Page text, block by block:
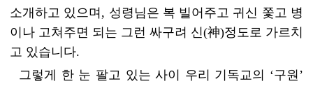
소개하고 있으며, 성령님은 복 빌어주고 귀신 쫓고 병
이나 고쳐주면 되는 그런 싸구려 신(神)정도로 가르치
고 있습니다.
그렇게 한 눈 팔고 있는 사이 우리 기독교의 ‘구원’